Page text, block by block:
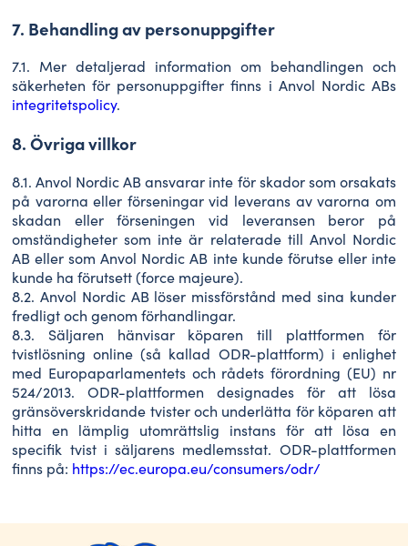
7. Behandling av personuppgifter
7.1. Mer detaljerad information om behandlingen och
säkerheten för personuppgifter finns i Anvol Nordic ABs
integritetspolicy.
8. Övriga villkor
8.1. Anvol Nordic AB ansvarar inte för skador som orsakats
på varorna eller förseningar vid leverans av varorna om
skadan eller förseningen vid leveransen beror på
omständigheter som inte är relaterade till Anvol Nordic
AB eller som Anvol Nordic AB inte kunde förutse eller inte
kunde ha förutsett (force majeure).
8.2. Anvol Nordic AB löser missförstånd med sina kunder
fredligt och genom förhandlingar.
8.3. Säljaren hänvisar köparen till plattformen för
tvistlösning online (så kallad ODR-plattform) i enlighet
med Europaparlamentets och rådets förordning (EU) nr
524/2013. ODR-plattformen designades för att lösa
gränsöverskridande tvister och underlätta för köparen att
hitta en lämplig utomrättslig instans för att lösa en
specifik tvist i säljarens medlemsstat. ODR-plattformen
finns på: https://ec.europa.eu/consumers/odr/